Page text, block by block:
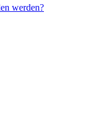
werden?